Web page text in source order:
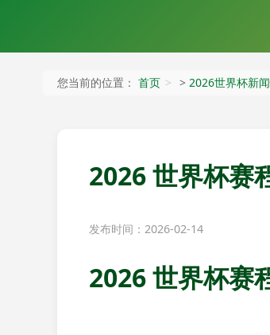
您当前的位置： 首页 > 2026世界杯新
2026 世界杯赛
发布时间：2026-02-14
2026 世界杯赛